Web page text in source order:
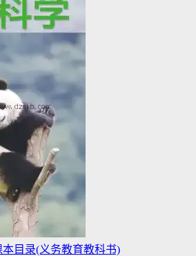
目录(义务教育教科书)